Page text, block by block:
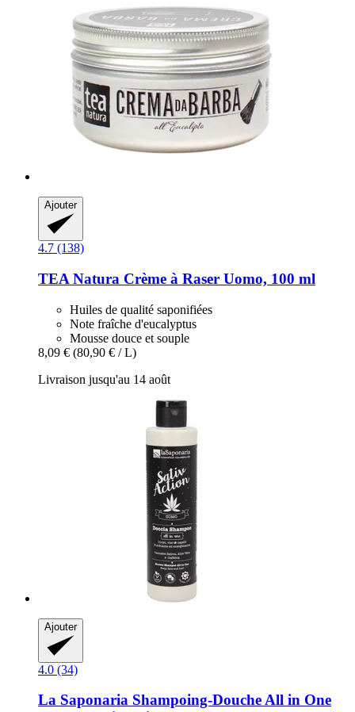
Ajouter
4.7 (138)
TEA Natura Crème à Raser Uomo, 100 ml
Huiles de qualité saponifiées
Note fraîche d'eucalyptus
Mousse douce et souple
8,09 € (80,90 € / L)
Livraison jusqu'au 14 août
Ajouter
4.0 (34)
La Saponaria Shampoing-​Douche All in One